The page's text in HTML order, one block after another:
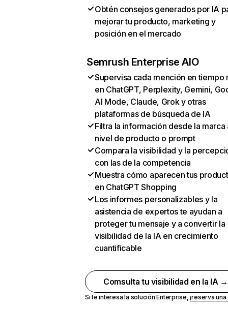
Obtén consejos generados por IA
mejorar tu producto, marketing y
posición en el mercado
Semrush Enterprise AIO
Supervisa cada mención en tiempo
en ChatGPT, Perplexity, Gemini,
AI Mode, Claude, Grok y otras
plataformas de búsqueda de IA
Filtra la información desde la marca
nivel de producto o prompt
Compara la visibilidad y la
con las de la competencia
Muestra cómo aparecen tus
en ChatGPT Shopping
Los informes personalizables y la
asistencia de expertos te ayudan a
proteger tu mensaje y a convertir la
visibilidad de la IA en crecimiento
cuantificable
Comsulta tu visibilidad en la IA →
Si te interesa la solución Enterprise,¡reserva